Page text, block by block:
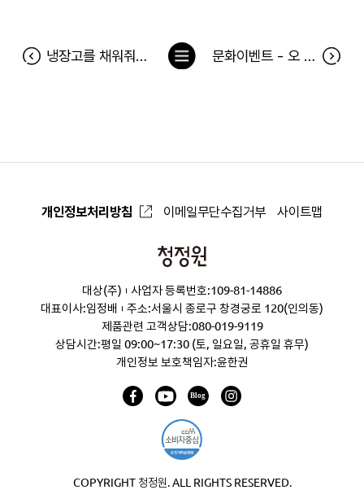
냉장고를 채워줘 74차 당첨자(6월 11일~6월 17일) 문화이벤트 - 오 루시! 시사회 당첨자
목
개인정보처리방침 이메일무단수집거부 사이트맵
청
원
대상(주)
사업자 등록번호:109-81-14886
대표이사:임정배
주소:서울시 종로구 창경궁로 120(인의동)
제품관련 고객상담:080-019-9119
상담시간:평일 09:00~17:30 (토, 일요일, 공휴일 휴무)
개인정보 보호책임자:윤한권
COPYRIGHT 청정원. ALL RIGHTS RESERVED.